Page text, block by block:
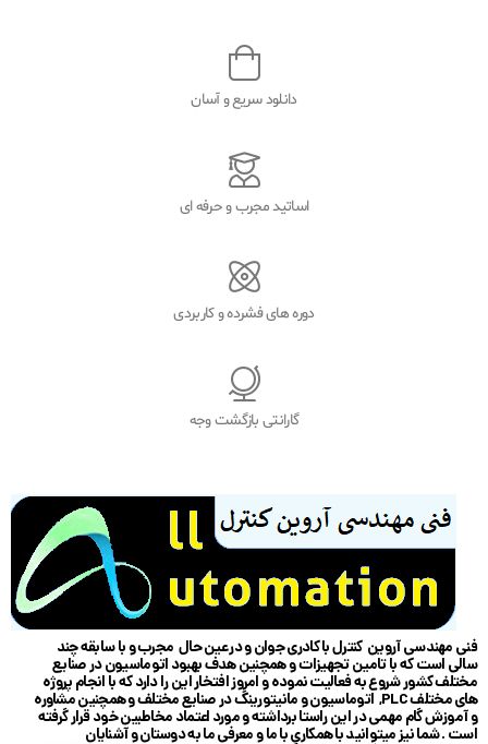
دانلود سریع و آسان
اساتید مجرب و حرفه ای
دوره های فشرده و کاربردی
گارانتی بازگشت وجه
فنی مهندسی آروین کنترل با کادری جوان و در عین حال مجرب و با سابقه چند
سالی است که با تامین تجهیزات و همچنین هدف بهبود اتوماسیون در صنایع
مختلف کشور شروع به فعالیت نموده و امروز افتخار این را دارد که با انجام پروژه
های مختلف PLC, اتوماسیون و مانیتورینگ در صنایع مختلف و همچنین مشاوره
و آموزش گام مهمی در این راستا برداشته و مورد اعتماد مخاطبین خود قرار گرفته
است . شما نیز میتوانید با همکاری با ما و معرفی ما به دوستان و آشنایان